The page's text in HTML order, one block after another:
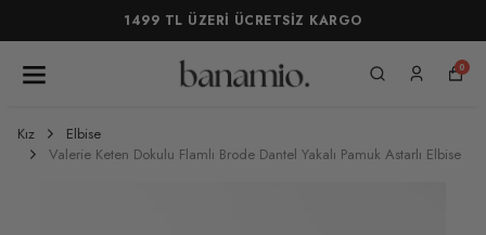
1499 TL ÜZERİ ÜCRETSİZ KARGO
0
Kız
Elbise
Valerie Keten Dokulu Flamlı Brode Dantel Yakalı Pamuk Astarlı Elbise